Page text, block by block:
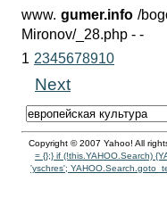
www. gumer.info /
Mironov/_28.php - -
1 2345678910
Next
Copyright © 2007 Yahoo! All
= {};} if (!this.YAHOO.Search)
'yschres';